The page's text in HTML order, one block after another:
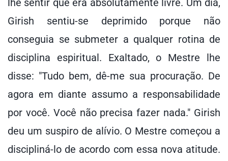
lhe sentir que era absolutamente livre. Um dia,
Girish sentiu-se deprimido porque não
conseguia se submeter a qualquer rotina de
disciplina espiritual. Exaltado, o Mestre lhe
disse: "Tudo bem, dê-me sua procuração. De
agora em diante assumo a responsabilidade
por você. Você não precisa fazer nada." Girish
deu um suspiro de alívio. O Mestre começou a
discipliná-lo de acordo com essa nova atitude.